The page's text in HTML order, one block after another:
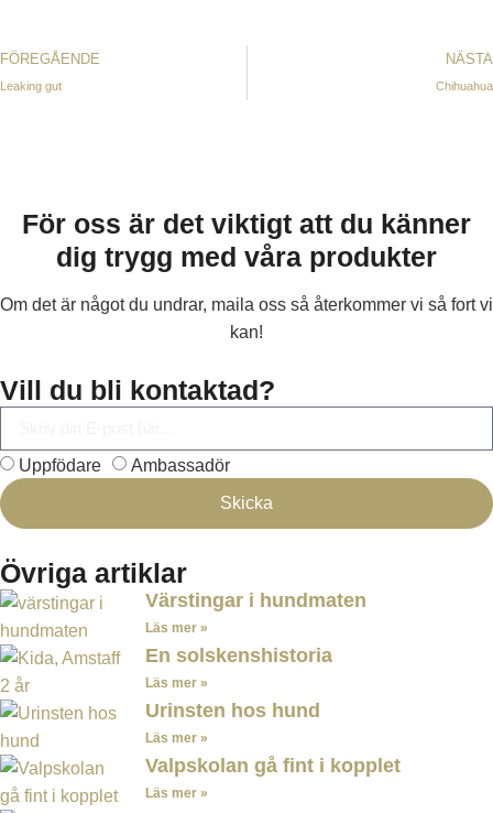
FÖREGÅENDE
Leaking gut
NÄSTA
Chihuahua
För oss är det viktigt att du känner
dig trygg med våra produkter
Om det är något du undrar, maila oss så återkommer vi så fort vi
kan!
Vill du bli kontaktad?
Uppfödare Ambassadör
Skicka
Övriga artiklar
Värstingar i hundmaten
Läs mer »
En solskenshistoria
Läs mer »
Urinsten hos hund
Läs mer »
Valpskolan gå fint i kopplet
Läs mer »